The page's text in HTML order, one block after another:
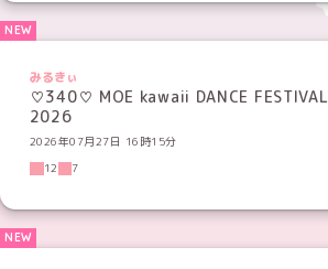
みるきぃ
♡340♡ MOE kawaii DANCE FESTIVAL
2026
2026年07月27日 16時15分
12
7